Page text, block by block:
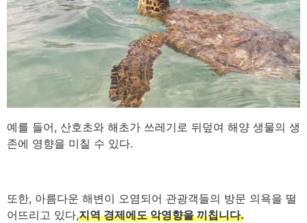
예를 들어, 산호초와 해초가 쓰레기로 뒤덮여 해양 생물의 생
존에 영향을 미칠 수 있다.
또한, 아름다운 해변이 오염되어 관광객들의 방문 의욕을 떨
어뜨리고 있다,지역 경제에도 악영향을 끼칩니다.